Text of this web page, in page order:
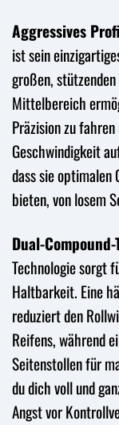
Aggressives
ist sein
großen,
Mittelbereich
Präzision zu
Geschwindigkeit
dass sie
bieten, von losem
Dual-
Technologie sorgt
Haltbarkeit. Eine
reduziert den
Reifens, während
Seitenstollen für
du dich voll und
Angst vor